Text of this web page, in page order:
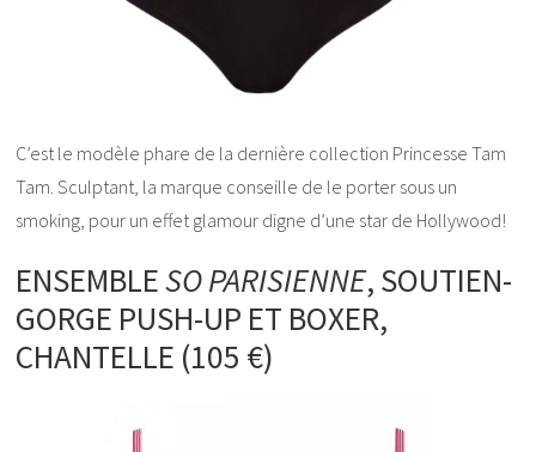
C’est le modèle phare de la dernière collection Princesse Tam
Tam. Sculptant, la marque conseille de le porter sous un
smoking, pour un effet glamour digne d’une star de Hollywood!
ENSEMBLESO PARISIENNE, SOUTIEN-
GORGE PUSH-UP ET BOXER,
CHANTELLE (105 €)